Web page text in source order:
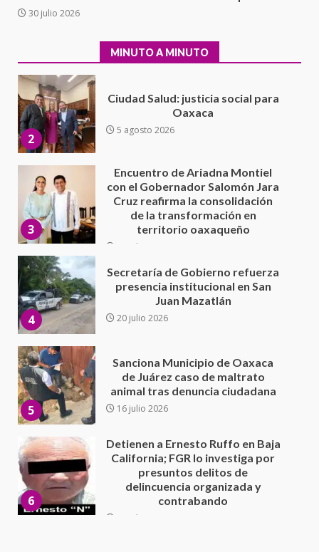
30 julio 2026
MINUTO A MINUTO
5 agosto 2026
3
con el Gobernador Salomón Jara
Cruz reafirma la consolidación
de la transformación en
4
Secretaría de Gobierno refuerza
presencia institucional en San
Juan Mazatlán
20 julio 2026
5
Sanciona Municipio de Oaxaca
de Juárez caso de maltrato
animal tras denuncia ciudadana
16 julio 2026
6
California; FGR lo investiga por
presuntos delitos de
delincuencia organizada y
contrabando
7
Sin paso carretera Oaxaca-
Cuacnopalan
26 junio 2026